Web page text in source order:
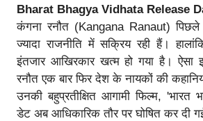
Bharat Bhagya Vidhata Release
कंगना रनौत (Kangana Ranaut)
ज्यादा राजनीति में सक्रिय रही हैं।
इंतजार आखिरकार खत्म हो गया है। ऐसा
रनौत एक बार फिर देश के नायकों की
उनकी बहुप्रतीक्षित आगामी फिल्म, 'भारत
डेट अब आधिकारिक तौर पर घोषित कर दी